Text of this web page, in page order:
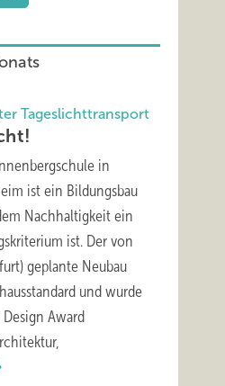
Tageslichttransport
in
ist ein Bildungsbau
Nachhaltigkeit ein
ist. Der von
geplante Neubau
und wurde
Award